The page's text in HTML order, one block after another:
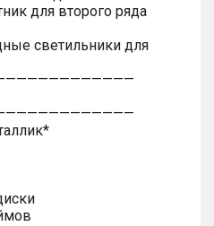
для второго ряда
светильники для